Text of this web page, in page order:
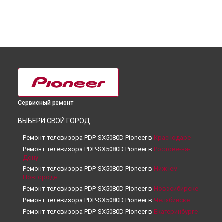
Сервисный ремонт
ВЫБЕРИ СВОЙ ГОРОД
Ремонт телевизора PDP-SX5080D Pioneer в Краснодаре
Ремонт телевизора PDP-SX5080D Pioneer в Ростове-на-
Дону
Ремонт телевизора PDP-SX5080D Pioneer в Нижнем
Новгороде
Ремонт телевизора PDP-SX5080D Pioneer в Новосибирске
Ремонт телевизора PDP-SX5080D Pioneer в Челябинске
Ремонт телевизора PDP-SX5080D Pioneer в Екатеринбурге